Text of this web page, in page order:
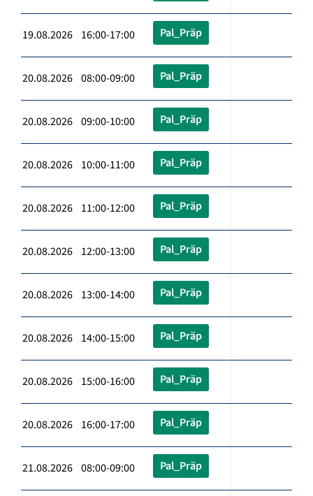
19.08.2026 16:00-17:00 Pal_Präp
20.08.2026 08:00-09:00 Pal_Präp
20.08.2026 09:00-10:00 Pal_Präp
20.08.2026 10:00-11:00 Pal_Präp
20.08.2026 11:00-12:00 Pal_Präp
20.08.2026 12:00-13:00 Pal_Präp
20.08.2026 13:00-14:00 Pal_Präp
20.08.2026 14:00-15:00 Pal_Präp
20.08.2026 15:00-16:00 Pal_Präp
20.08.2026 16:00-17:00 Pal_Präp
21.08.2026 08:00-09:00 Pal_Präp